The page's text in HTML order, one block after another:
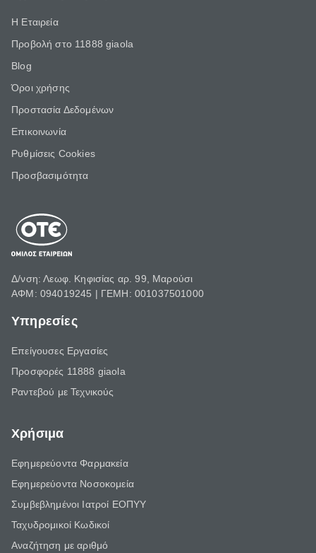
Η Εταιρεία
Προβολή στο 11888 giaola
Blog
Όροι χρήσης
Προστασία Δεδομένων
Επικοινωνία
Ρυθμίσεις Cookies
Προσβασιμότητα
Δ/νση: Λεωφ. Κηφισίας αρ. 99, Μαρούσι
ΑΦΜ: 094019245 | ΓΕΜΗ: 001037501000
Υπηρεσίες
Επείγουσες Εργασίες
Προσφορές 11888 giaola
Ραντεβού με Τεχνικούς
Χρήσιμα
Εφημερεύοντα Φαρμακεία
Εφημερεύοντα Νοσοκομεία
Συμβεβλημένοι Ιατροί ΕΟΠΥΥ
Ταχυδρομικοί Κωδικοί
Αναζήτηση με αριθμό